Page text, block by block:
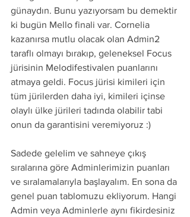
günaydın. Bunu yazıyorsam bu demektir
ki bugün Mello finali var. Cornelia
kazanırsa mutlu olacak olan Admin2
taraflı olmayı bırakıp, geleneksel Focus
jürisinin Melodifestivalen puanlarını
atmaya geldi. Focus jürisi kimileri için
tüm jürilerden daha iyi, kimileri içinse
olaylı ülke jürileri tadında olabilir tabi
onun da garantisini veremiyoruz :)
Sadede gelelim ve sahneye çıkış
sıralarına göre Adminlerimizin puanları
ve sıralamalarıyla başlayalım. En sona da
genel puan tablomuzu ekliyorum. Hangi
Admin veya Adminlerle aynı fikirdesiniz